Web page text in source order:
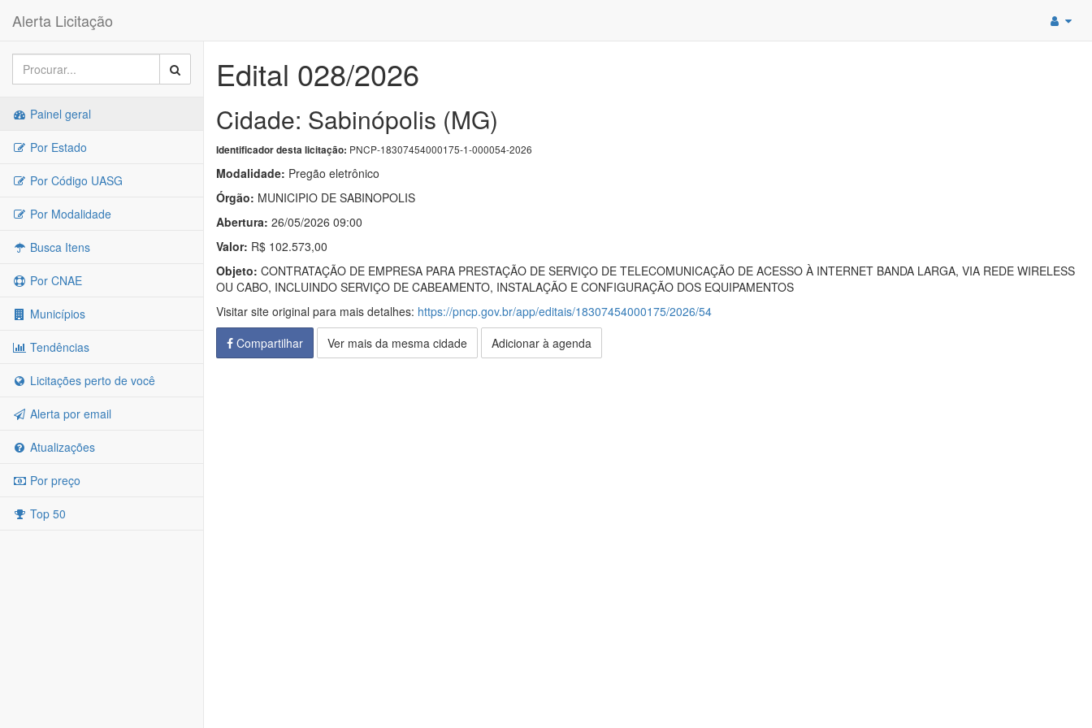
Alerta Licitação
Painel geral
Por Estado
Por Código UASG
Por Modalidade
Busca Itens
Por CNAE
Municípios
Tendências
Licitações perto de você
Alerta por email
Atualizações
Por preço
Top 50
Edital 028/2026
Cidade: Sabinópolis (MG)
Identificador desta licitação: PNCP-18307454000175-1-000054-2026
Modalidade: Pregão eletrônico
Órgão: MUNICIPIO DE SABINOPOLIS
Abertura: 26/05/2026 09:00
Valor: R$ 102.573,00
Objeto: CONTRATAÇÃO DE EMPRESA PARA PRESTAÇÃO DE SERVIÇO DE TELECOMUNICAÇÃO DE ACESSO À INTERNET BANDA LARGA, VIA REDE WIRELESS
OU CABO, INCLUINDO SERVIÇO DE CABEAMENTO, INSTALAÇÃO E CONFIGURAÇÃO DOS EQUIPAMENTOS
Visitar site original para mais detalhes: https://pncp.gov.br/app/editais/18307454000175/2026/54
Compartilhar
Ver mais da mesma cidade Adicionar à agenda